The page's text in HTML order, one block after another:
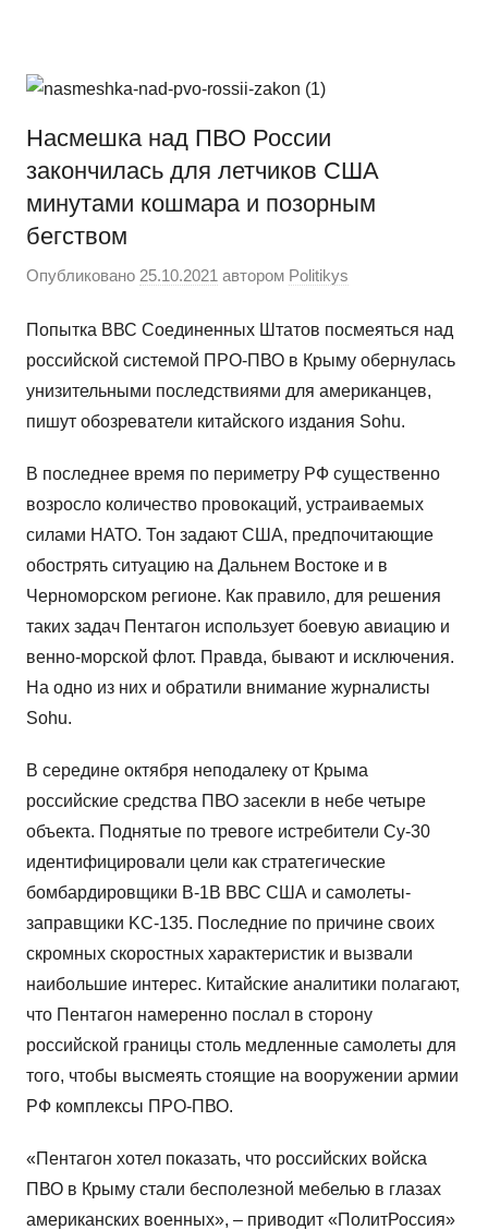
содержимому
сайт
WordPress
Насмешка над ПВО России
закончилась для летчиков США
минутами кошмара и позорным
бегством
Опубликовано 25.10.2021 автором Politikys
Попытка ВВС Соединенных Штатов посмеяться над
российской системой ПРО-ПВО в Крыму обернулась
унизительными последствиями для американцев,
пишут обозреватели китайского издания Sohu.
В последнее время по периметру РФ существенно
возросло количество провокаций, устраиваемых
силами НАТО. Тон задают США, предпочитающие
обострять ситуацию на Дальнем Востоке и в
Черноморском регионе. Как правило, для решения
таких задач Пентагон использует боевую авиацию и
венно-морской флот. Правда, бывают и исключения.
На одно из них и обратили внимание журналисты
Sohu.
В середине октября неподалеку от Крыма
российские средства ПВО засекли в небе четыре
объекта. Поднятые по тревоге истребители Су-30
идентифицировали цели как стратегические
бомбардировщики B-1B ВВС США и самолеты-
заправщики KC-135. Последние по причине своих
скромных скоростных характеристик и вызвали
наибольшие интерес. Китайские аналитики полагают,
что Пентагон намеренно послал в сторону
российской границы столь медленные самолеты для
того, чтобы высмеять стоящие на вооружении армии
РФ комплексы ПРО-ПВО.
«Пентагон хотел показать, что российских войска
ПВО в Крыму стали бесполезной мебелью в глазах
американских военных», – приводит «ПолитРоссия»